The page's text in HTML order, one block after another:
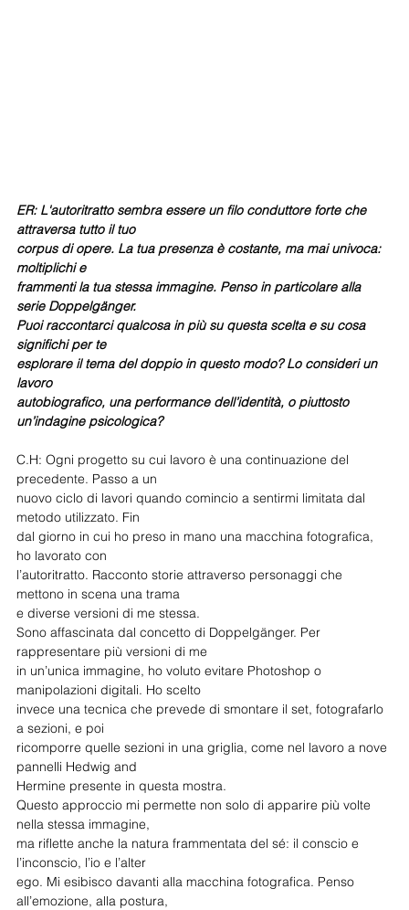
ER: L'autoritratto sembra essere un filo conduttore forte che
attraversa tutto il tuo
corpus di opere. La tua presenza è costante, ma mai univoca:
moltiplichi e
frammenti la tua stessa immagine. Penso in particolare alla
serie Doppelgänger.
Puoi raccontarci qualcosa in più su questa scelta e su cosa
significhi per te
esplorare il tema del doppio in questo modo? Lo consideri un
lavoro
autobiografico, una performance dell’identità, o piuttosto
un’indagine psicologica?
C.H: Ogni progetto su cui lavoro è una continuazione del
precedente. Passo a un
nuovo ciclo di lavori quando comincio a sentirmi limitata dal
metodo utilizzato. Fin
dal giorno in cui ho preso in mano una macchina fotografica,
ho lavorato con
l’autoritratto. Racconto storie attraverso personaggi che
mettono in scena una trama
e diverse versioni di me stessa.
Sono affascinata dal concetto di Doppelgänger. Per
rappresentare più versioni di me
in un’unica immagine, ho voluto evitare Photoshop o
manipolazioni digitali. Ho scelto
invece una tecnica che prevede di smontare il set, fotografarlo
a sezioni, e poi
ricomporre quelle sezioni in una griglia, come nel lavoro a nove
pannelli Hedwig and
Hermine presente in questa mostra.
Questo approccio mi permette non solo di apparire più volte
nella stessa immagine,
ma riflette anche la natura frammentata del sé: il conscio e
l’inconscio, l’io e l’alter
ego. Mi esibisco davanti alla macchina fotografica. Penso
all’emozione, alla postura,